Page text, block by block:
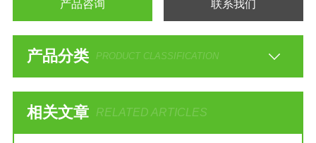
产品咨询 联系我们
产品分类 PRODUCT CLASSIFICATION
相关文章 RELATED ARTICLES